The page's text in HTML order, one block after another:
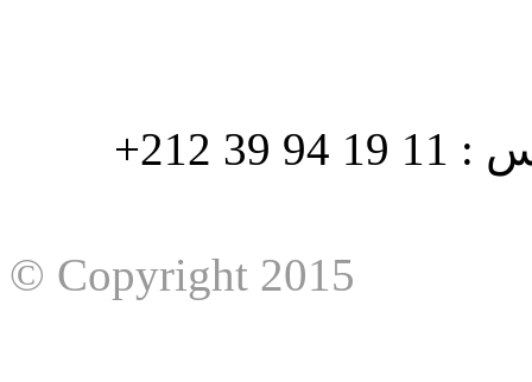
هاتف : 90/88 32 94 39 212+ فاكس : 11 19 94 39 212+
© Copyright 2015